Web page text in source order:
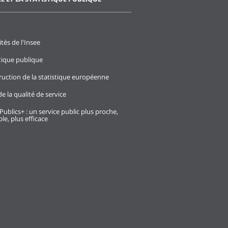
de l'Insee
publique
de la statistique européenne
la qualité de service
: un service public plus proche,
plus efficace